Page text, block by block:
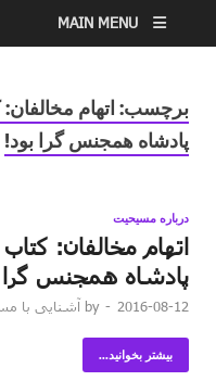
MAIN MENU
برچسب: اتهام
پادشاه همجنس گرا بود!
درباره مسیحیت
اتهام مخالفان:
پادشاه همجنس گرا
2016-08-12
-
by آشنایی با
بیشتر بخوانید...